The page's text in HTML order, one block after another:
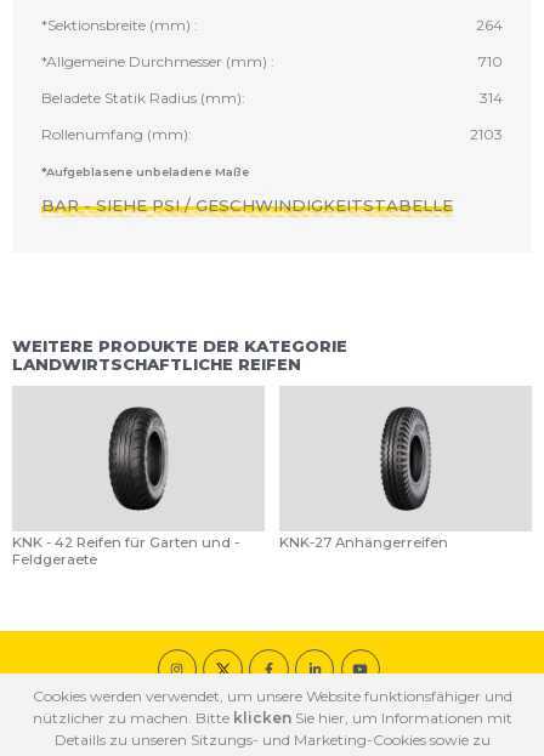
*Sektionsbreite (mm) :
264
*Allgemeine Durchmesser (mm) :
710
Beladete Statik Radius (mm):
314
Rollenumfang (mm):
2103
*Aufgeblasene unbeladene Maße
BAR - SIEHE PSI / GESCHWINDIGKEITSTABELLE
WEITERE PRODUKTE DER KATEGORIE
LANDWIRTSCHAFTLICHE REIFEN
KNK - 42 Reifen für Garten und -
Feldgeraete
KNK-27 Anhängerreifen
© 2020 ÖZKA Alle Rechte vorbehalten.
COOKIE
DATENSCHUTZ
NUTZUNGSBEDINGUNGEN
Cookies werden verwendet, um unsere Website funktionsfähiger und
nützlicher zu machen. Bitte klickenSie hier, um Informationen mit
Detaills zu unseren Sitzungs- und Marketing-Cookies sowie zu